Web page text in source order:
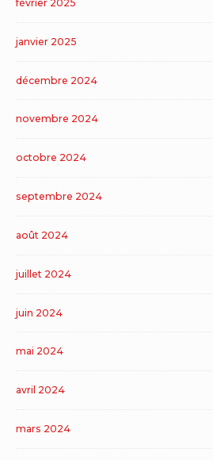
février 2025
janvier 2025
décembre 2024
novembre 2024
octobre 2024
septembre 2024
août 2024
juillet 2024
juin 2024
mai 2024
avril 2024
mars 2024